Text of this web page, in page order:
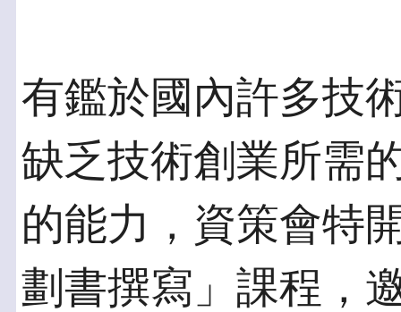
有鑑於國內許多技
缺乏技術創業所需
的能力，資策會特
劃書撰寫」課程，